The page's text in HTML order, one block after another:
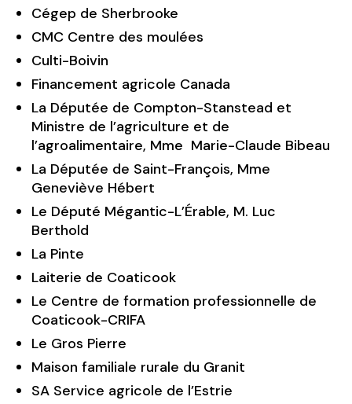
Cégep de Sherbrooke
CMC Centre des moulées
Culti-Boivin
Financement agricole Canada
La Députée de Compton-Stanstead et
Ministre de l’agriculture et de
l’agroalimentaire, Mme Marie-Claude Bibeau
La Députée de Saint-François, Mme
Geneviève Hébert
Le Député Mégantic-L’Érable, M. Luc
Berthold
La Pinte
Laiterie de Coaticook
Le Centre de formation professionnelle de
Coaticook-CRIFA
Le Gros Pierre
Maison familiale rurale du Granit
SA Service agricole de l’Estrie